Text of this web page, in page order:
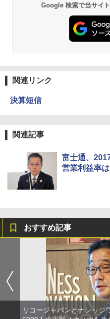
Google 検索で当サイ
関連リンク
決算短信
関連記事
富士通、
営業利益率
おすすめ記事
リコージャパンとナレッジ